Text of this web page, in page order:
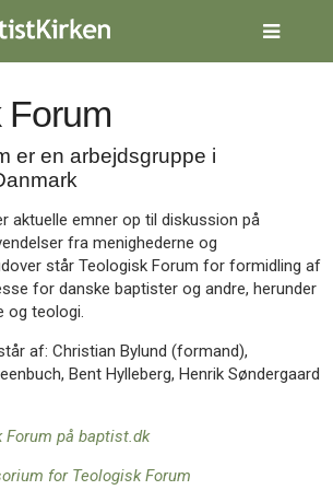
Forum
er en arbejdsgruppe i
aktuelle emner op til diskussion på
fra menighederne og
står Teologisk Forum for formidling af
for danske baptister og andre, herunder
og teologi.
af: Christian Bylund (formand),
Bent Hylleberg, Henrik Søndergaard
Forum på baptist.dk
for Teologisk Forum